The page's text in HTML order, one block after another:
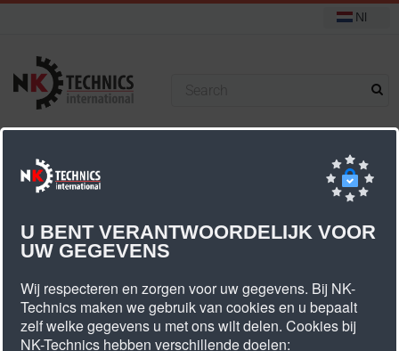
Nl
+31 (0) 314 393751
PU Tandriem SFAT10
U BENT VERANTWOORDELIJK VOOR
UW GEGEVENS
Wij respecteren en zorgen voor uw gegevens. Bij NK-
Technics maken we gebruik van cookies en u bepaalt
zelf welke gegevens u met ons wilt delen. Cookies bij
NK-Technics hebben verschillende doelen: